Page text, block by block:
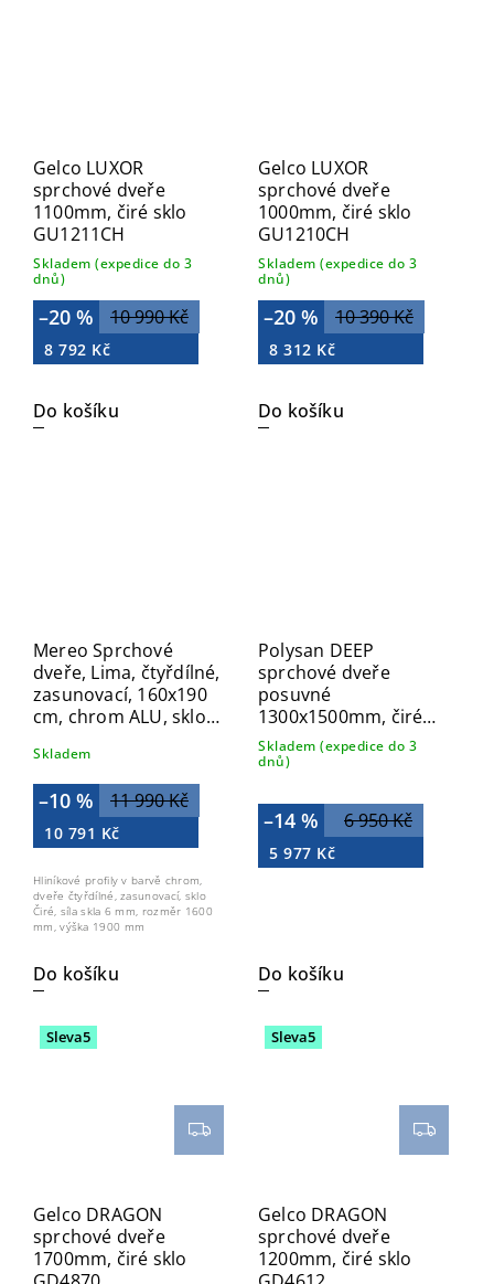
Gelco LUXOR
sprchové dveře
1100mm, čiré sklo
GU1211CH
Skladem (expedice do 3
dnů)
10 990 Kč
–20 %
8 792 Kč
Do košíku
Gelco LUXOR
sprchové dveře
1000mm, čiré sklo
GU1210CH
Skladem (expedice do 3
dnů)
10 390 Kč
–20 %
8 312 Kč
Do košíku
Mereo Sprchové
dveře, Lima, čtyřdílné,
zasunovací, 160x190
cm, chrom ALU, sklo
Skladem
11 990 Kč
–10 %
10 791 Kč
Do košíku
Hliníkové profily v barvě chrom,
dveře čtyřdílné, zasunovací, sklo
Čiré, síla skla 6 mm, rozměr 1600
mm, výška 1900 mm
Polysan DEEP
sprchové dveře
posuvné
1300x1500mm, čiré
sklo MD1315
Skladem (expedice do 3
dnů)
6 950 Kč
–14 %
5 977 Kč
Do košíku
Sleva5
Gelco DRAGON
sprchové dveře
1700mm, čiré sklo
Sleva5
Gelco DRAGON
sprchové dveře
1200mm, čiré sklo